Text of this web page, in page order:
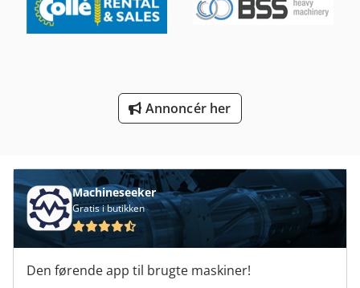
Svejsning Røg Filter
Annoncér her
Machineseeker
Gratis i butikken
Den førende app til brugte maskiner!